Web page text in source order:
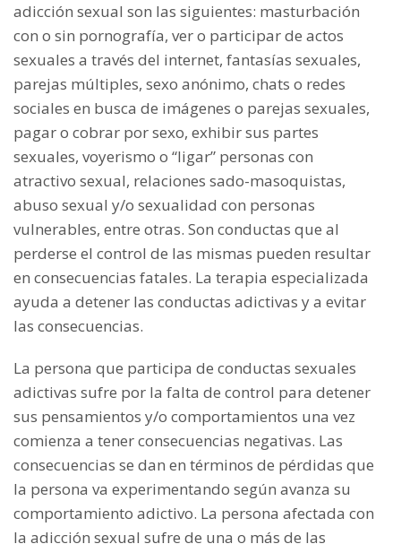
adicción sexual son las siguientes: masturbación
con o sin pornografía, ver o participar de actos
sexuales a través del internet, fantasías sexuales,
parejas múltiples, sexo anónimo, chats o redes
sociales en busca de imágenes o parejas sexuales,
pagar o cobrar por sexo, exhibir sus partes
sexuales, voyerismo o “ligar” personas con
atractivo sexual, relaciones sado-masoquistas,
abuso sexual y/o sexualidad con personas
vulnerables, entre otras. Son conductas que al
perderse el control de las mismas pueden resultar
en consecuencias fatales. La terapia especializada
ayuda a detener las conductas adictivas y a evitar
las consecuencias.
La persona que participa de conductas sexuales
adictivas sufre por la falta de control para detener
sus pensamientos y/o comportamientos una vez
comienza a tener consecuencias negativas. Las
consecuencias se dan en términos de pérdidas que
la persona va experimentando según avanza su
comportamiento adictivo. La persona afectada con
la adicción sexual sufre de una o más de las